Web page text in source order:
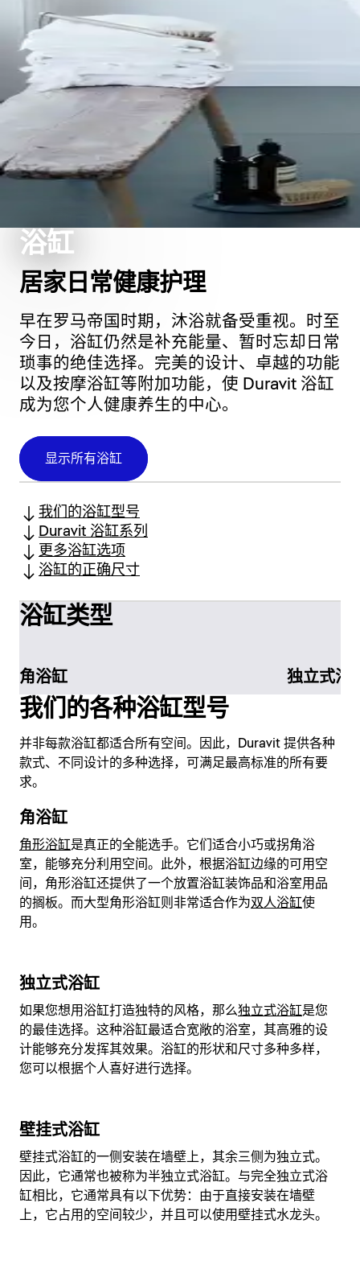
浴缸
居家日常健康护理
早在罗马帝国时期，沐浴就备受重视。时至
今日，浴缸仍然是补充能量、暂时忘却日常
琐事的绝佳选择。完美的设计、卓越的功能
以及按摩浴缸等附加功能，使 Duravit 浴缸
成为您个人健康养生的中心。
显示所有浴缸
我们的浴缸型号
Duravit 浴缸系列
更多浴缸选项
浴缸的正确尺寸
浴缸类型
角浴缸 独立式浴
我们的各种浴缸型号
并非每款浴缸都适合所有空间。因此，Duravit 提供各种
款式、不同设计的多种选择，可满足最高标准的所有要
求。
角浴缸
角形浴缸是真正的全能选手。它们适合小巧或拐角浴
室，能够充分利用空间。此外，根据浴缸边缘的可用空
间，角形浴缸还提供了一个放置浴缸装饰品和浴室用品
的搁板。而大型角形浴缸则非常适合作为双人浴缸使
用。
独立式浴缸
如果您想用浴缸打造独特的风格，那么独立式浴缸是您
的最佳选择。这种浴缸最适合宽敞的浴室，其高雅的设
计能够充分发挥其效果。浴缸的形状和尺寸多种多样，
您可以根据个人喜好进行选择。
壁挂式浴缸
壁挂式浴缸的一侧安装在墙壁上，其余三侧为独立式。
因此，它通常也被称为半独立式浴缸。与完全独立式浴
缸相比，它通常具有以下优势：由于直接安装在墙壁
上，它占用的空间较少，并且可以使用壁挂式水龙头。